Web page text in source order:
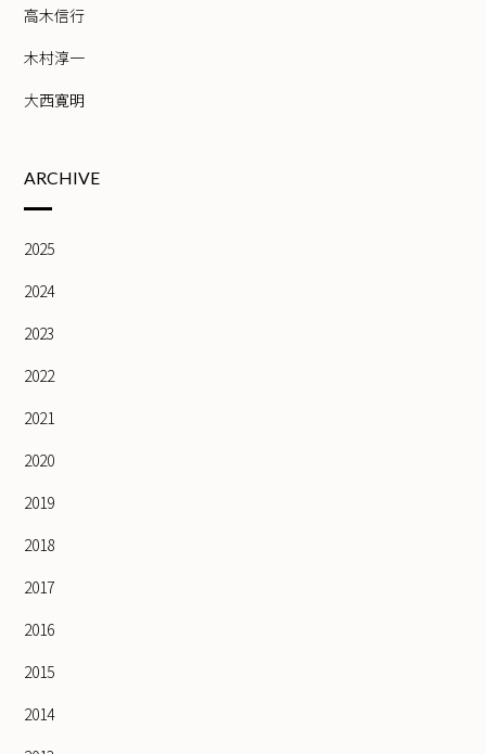
高木信行
木村淳一
大西寛明
ARCHIVE
2025
2024
2023
2022
2021
2020
2019
2018
2017
2016
2015
2014